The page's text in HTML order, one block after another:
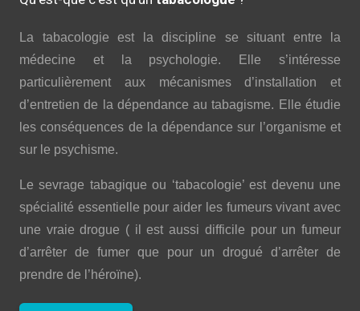
La tabacologie est la discipline se situant entre la
médecine et la psychologie. Elle s’intéresse
particulièrement aux mécanismes d’installation et
d’entretien de la dépendance au tabagisme. Elle étudie
les conséquences de la dépendance sur l’organisme et
sur le psychisme.
Le sevrage tabagique ou ‘tabacologie’ est devenu une
spécialité essentielle pour aider les fumeurs vivant avec
une vraie drogue ( il est aussi difficile pour un fumeur
d’arrêter de fumer que pour un drogué d’arrêter de
prendre de l’héroïne).